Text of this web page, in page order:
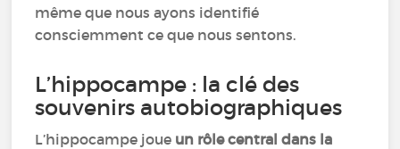
même que nous ayons identifié
consciemment ce que nous sentons.
L’hippocampe : la clé des
souvenirs autobiographiques
L’hippocampe joue un rôle central dans la